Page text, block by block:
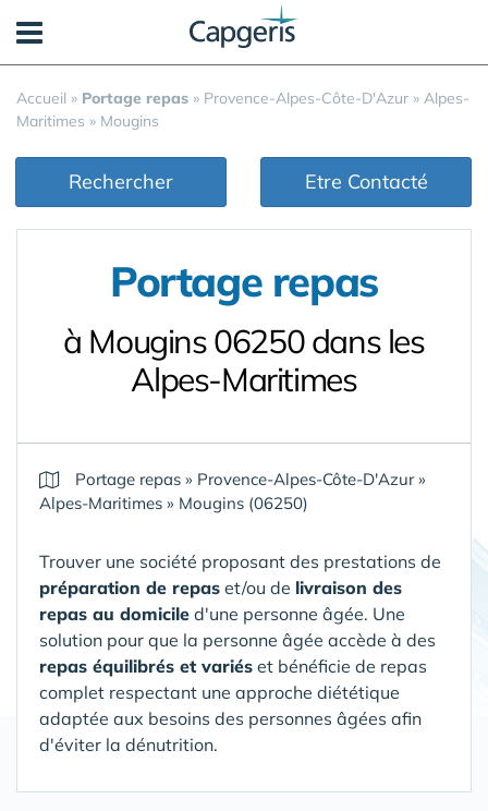
Accueil » Portage repas » Provence-Alpes-Côte-D'Azur » Alpes-
Maritimes » Mougins
Rechercher Etre Contacté
Portage repas
à Mougins 06250 dans les
Alpes-Maritimes
Portage repas » Provence-Alpes-Côte-D'Azur»
Alpes-Maritimes » Mougins (06250)
Trouver une société proposant des prestations de
préparation de repas et/ou de livraison des
repas au domicile d'une personne âgée. Une
solution pour que la personne âgée accède à des
repas équilibrés et variés et bénéficie de repas
complet respectant une approche diététique
adaptée aux besoins des personnes âgées afin
d'éviter la dénutrition.